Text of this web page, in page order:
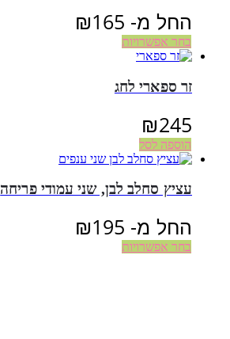
החל מ- ₪165
בחר אפשרויות
זר ספארי לחג
₪245
הוספה לסל
עציץ סחלב לבן, שני עמודי פריחה
החל מ- ₪195
בחר אפשרויות